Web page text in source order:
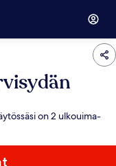
on 2 ulkouima-